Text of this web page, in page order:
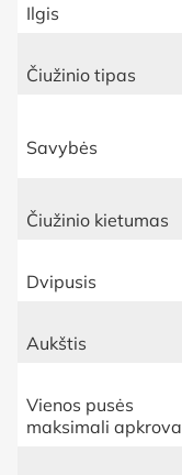
Ilgis
Čiužinio tipas
Savybės
Čiužinio kietumas
Dvipusis
Aukštis
Vienos pusės
maksimali apkrova